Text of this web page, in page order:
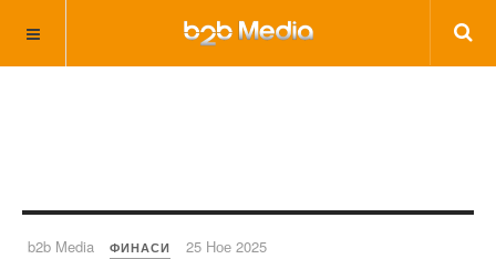
b2b Media ФИНАСИ 25 Ное 2025